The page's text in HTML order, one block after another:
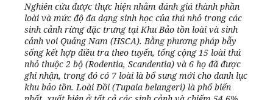
Nghiên cứu được thực hiện nhằm đánh giá thành phần
loài và mức độ đa dạng sinh học của thú nhỏ trong các
sinh cảnh rừng đặc trưng tại Khu Bảo tồn loài và sinh
cảnh voi Quảng Nam (HSCA). Bằng phương pháp bẫy
sống kết hợp điều tra theo tuyến, tổng cộng 15 loài thú
nhỏ thuộc 2 bộ (Rodentia, Scandentia) và 6 họ đã được
ghi nhận, trong đó có 7 loài là bổ sung mới cho danh lục
khu bảo tồn. Loài Đồi (Tupaia belangeri) là phổ biến